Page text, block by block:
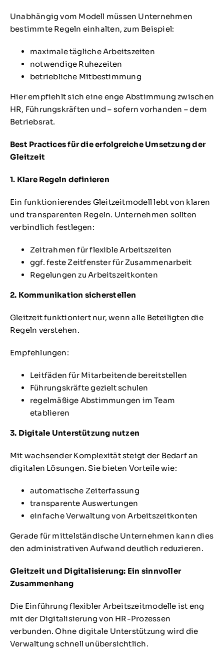
Unabhängig vom Modell müssen Unternehmen
bestimmte Regeln einhalten, zum Beispiel:
maximale tägliche Arbeitszeiten
notwendige Ruhezeiten
betriebliche Mitbestimmung
Hier empfiehlt sich eine enge Abstimmung zwischen
HR, Führungskräften und – sofern vorhanden – dem
Betriebsrat.
Best Practices für die erfolgreiche Umsetzung der
Gleitzeit
1. Klare Regeln definieren
Ein funktionierendes Gleitzeitmodell lebt von klaren
und transparenten Regeln. Unternehmen sollten
verbindlich festlegen:
Zeitrahmen für flexible Arbeitszeiten
ggf. feste Zeitfenster für Zusammenarbeit
Regelungen zu Arbeitszeitkonten
2. Kommunikation sicherstellen
Gleitzeit funktioniert nur, wenn alle Beteiligten die
Regeln verstehen.
Empfehlungen:
Leitfäden für Mitarbeitende bereitstellen
Führungskräfte gezielt schulen
regelmäßige Abstimmungen im Team
etablieren
3. Digitale Unterstützung nutzen
Mit wachsender Komplexität steigt der Bedarf an
digitalen Lösungen. Sie bieten Vorteile wie:
automatische Zeiterfassung
transparente Auswertungen
einfache Verwaltung von Arbeitszeitkonten
Gerade für mittelständische Unternehmen kann dies
den administrativen Aufwand deutlich reduzieren.
Gleitzeit und Digitalisierung: Ein sinnvoller
Zusammenhang
Die Einführung flexibler Arbeitszeitmodelle ist eng
mit der Digitalisierung von HR-Prozessen
verbunden. Ohne digitale Unterstützung wird die
Verwaltung schnell unübersichtlich.